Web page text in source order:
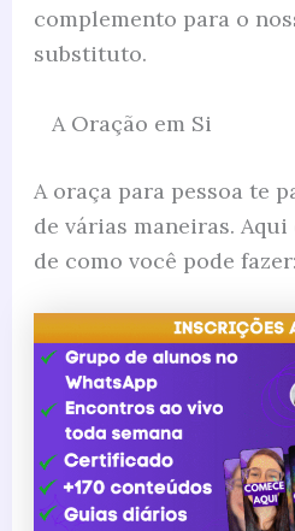
complemento para o
substituto.
A Oração em Si
A oraça para pessoa te
de várias maneiras.
de como você pode fazer: